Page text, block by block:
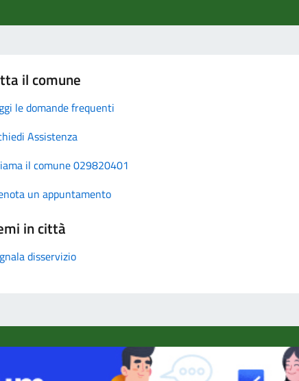
il comune
le domande frequenti
Assistenza
il comune 029820401
un appuntamento
in città
disservizio